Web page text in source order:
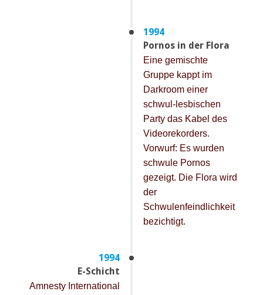
1994
Pornos in der Flora
Eine gemischte
Gruppe kappt im
Darkroom einer
schwul-lesbischen
Party das Kabel des
Videorekorders.
Vorwurf: Es wurden
schwule Pornos
gezeigt. Die Flora wird
der
Schwulenfeindlichkeit
bezichtigt.
1994
E-Schicht
Amnesty International